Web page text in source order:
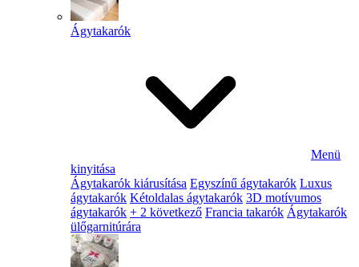
Ágytakarók
Menü
kinyitása
Ágytakarók kiárusítása Egyszínű ágytakarók Luxus
ágytakarók Kétoldalas ágytakarók 3D motívumos
ágytakarók + 2 következő Francia takarók Ágytakarók
ülőgarnitúrára